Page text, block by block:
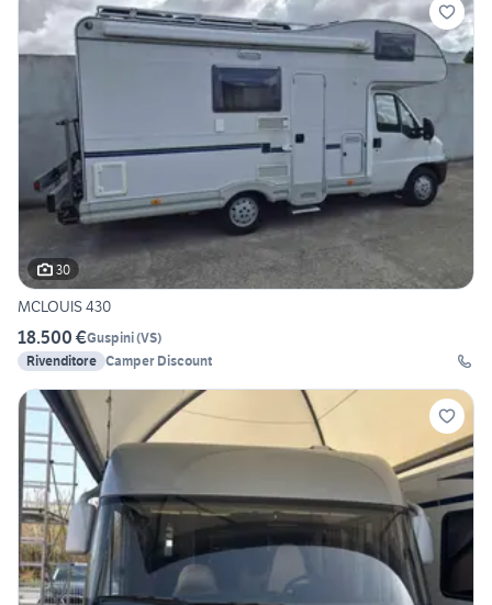
30
MCLOUIS 430
18.500 €Guspini(VS)
Rivenditore Camper Discount